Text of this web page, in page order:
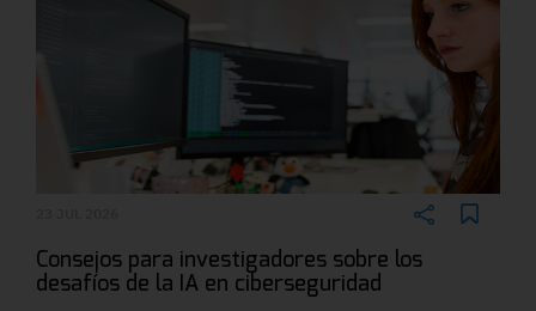
Consejos para investigadores sobre los
desafíos de la IA en ciberseguridad